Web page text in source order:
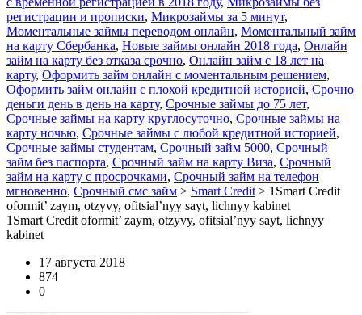
регистрации и прописки, Микрозаймы за 5 минут,
Моментальные займы переводом онлайн, Моментальный займ
на карту Сбербанка, Новые займы онлайн 2018 года, Онлайн
займ на карту без отказа срочно, Онлайн займ с 18 лет на
карту, Оформить займ онлайн с моментальным решением,
Оформить займ онлайн с плохой кредитной историей, Срочно
деньги день в день на карту, Срочные займы до 75 лет,
Срочные займы на карту круглосуточно, Срочные займы на
карту ночью, Срочные займы с любой кредитной историей,
Срочные займы студентам, Срочный займ 5000, Срочный
займ без паспорта, Срочный займ на карту Виза, Срочный
займ на карту с просрочками, Срочный займ на телефон
мгновенно, Срочный смс займ > Smart Credit > 1Smart Credit
oformit’ zaym, otzyvy, ofitsial’nyy sayt, lichnyy kabinet
1Smart Credit oformit’ zaym, otzyvy, ofitsial’nyy sayt, lichnyy
kabinet
17 августа 2018
874
0